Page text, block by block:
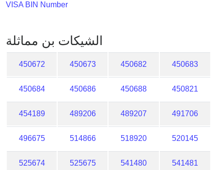
VISA BIN Number
الشيكات بن مماثلة
450672 450673 450682 450683
450684 450686 450688 450821
454189 489206 489207 491706
496675 514866 518920 520145
525674 525675 541480 541481